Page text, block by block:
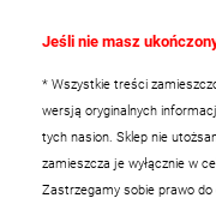
Jeśli nie masz
* Wszystkie treści
wersją oryginalnych
tych nasion. Sklep nie
zamieszcza je wyłącznie w
Zastrzegamy sobie prawo